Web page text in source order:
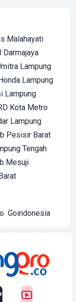
Malahayati
Darmajaya
Lampung
Lampung
Lampung
Kota Metro
Lampung
Pesisir Barat
Tengah
Mesuji
Goindonesia